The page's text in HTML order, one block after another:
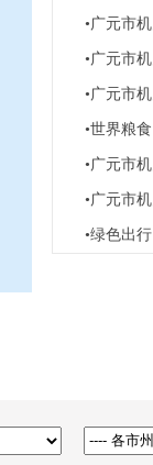
•广元市
•广元市
•广元市
•世界粮
•广元市
•广元市
•绿色出